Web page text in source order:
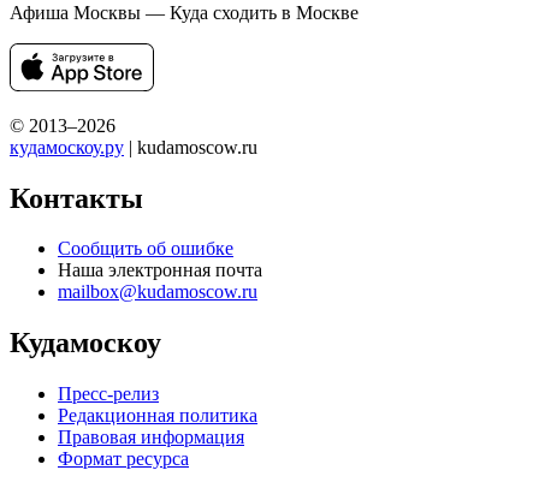
Афиша Москвы — Куда сходить в Москве
© 2013–2026
кудамоскоу.ру | kudamoscow.ru
Контакты
Сообщить об ошибке
Наша электронная почта
mailbox@kudamoscow.ru
Кудамоскоу
Пресс-релиз
Редакционная политика
Правовая информация
Формат ресурса